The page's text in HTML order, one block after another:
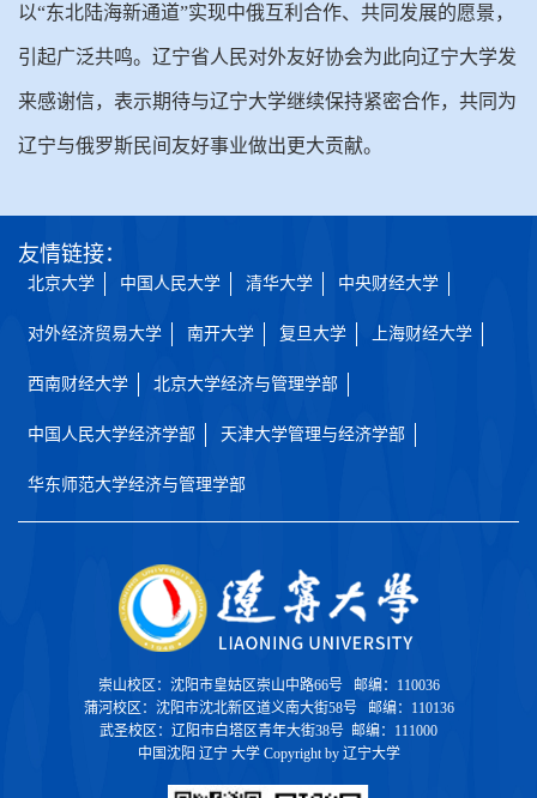
以“东北陆海新通道”实现中俄互利合作、共同发展的愿景，
引起广泛共鸣。辽宁省人民对外友好协会为此向辽宁大学发
来感谢信，表示期待与辽宁大学继续保持紧密合作，共同为
辽宁与俄罗斯民间友好事业做出更大贡献。
友情链接：
北京大学 中国人民大学 清华大学 中央财经大学
对外经济贸易大学 南开大学 复旦大学 上海财经大学
西南财经大学 北京大学经济与管理学部
中国人民大学经济学部 天津大学管理与经济学部
华东师范大学经济与管理学部
崇山校区：沈阳市皇姑区崇山中路66号 邮编：110036
蒲河校区：沈阳市沈北新区道义南大街58号 邮编：110136
武圣校区：辽阳市白塔区青年大街38号 邮编：111000
中国沈阳 辽宁 大学 Copyright by 辽宁大学